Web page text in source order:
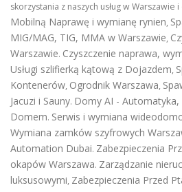
skorzystania z naszych usług w Warszawie
Mobilną Naprawę i wymianę rynien,
MIG/MAG, TIG, MMA w Warszawie,
Warszawie. Czyszczenie naprawa,
Usługi szlifierką kątową z Dojazdem,
Kontenerów, Ogrodnik Warszawa,
Jacuzi i Sauny. Domy AI -
Domem. Serwis i wymiana
Wymiana zamków szyfrowych
Automation Dubai. Zabezpieczenia
okapów Warszawa. Zarządzanie
luksusowymi, Zabezpieczenia Przed